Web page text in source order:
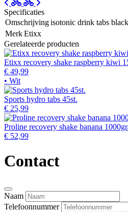
Specificaties
Omschrijvingisotonic drink tabs
MerkEtixx
Gerelateerde producten
Etixx recovery shake raspberry kiwi
€ 49,99
• Wit
Sports hydro tabs 45st.
€ 25,99
Proline recovery shake banana
€ 52,99
Contact
Naam
Telefoonnummer